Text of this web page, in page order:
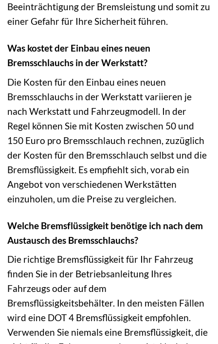
Beeinträchtigung der Bremsleistung und somit zu
einer Gefahr für Ihre Sicherheit führen.
Was kostet der Einbau eines neuen
Bremsschlauchs in der Werkstatt?
Die Kosten für den Einbau eines neuen
Bremsschlauchs in der Werkstatt variieren je
nach Werkstatt und Fahrzeugmodell. In der
Regel können Sie mit Kosten zwischen 50 und
150 Euro pro Bremsschlauch rechnen, zuzüglich
der Kosten für den Bremsschlauch selbst und die
Bremsflüssigkeit. Es empfiehlt sich, vorab ein
Angebot von verschiedenen Werkstätten
einzuholen, um die Preise zu vergleichen.
Welche Bremsflüssigkeit benötige ich nach dem
Austausch des Bremsschlauchs?
Die richtige Bremsflüssigkeit für Ihr Fahrzeug
finden Sie in der Betriebsanleitung Ihres
Fahrzeugs oder auf dem
Bremsflüssigkeitsbehälter. In den meisten Fällen
wird eine DOT 4 Bremsflüssigkeit empfohlen.
Verwenden Sie niemals eine Bremsflüssigkeit, die